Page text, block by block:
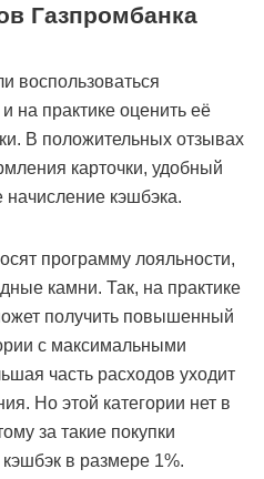
Газпромбанка
воспользоваться
на практике оценить её
В положительных отзывах
карточки, удобный
начисление кэшбэка.
программу лояльности,
камни. Так, на практике
получить повышенный
с максимальными
часть расходов уходит
Но этой категории нет в
за такие покупки
в размере 1%.